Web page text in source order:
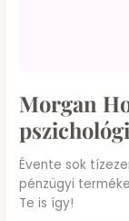
Morgan
Évente sok
pénzügyi
Te is így!